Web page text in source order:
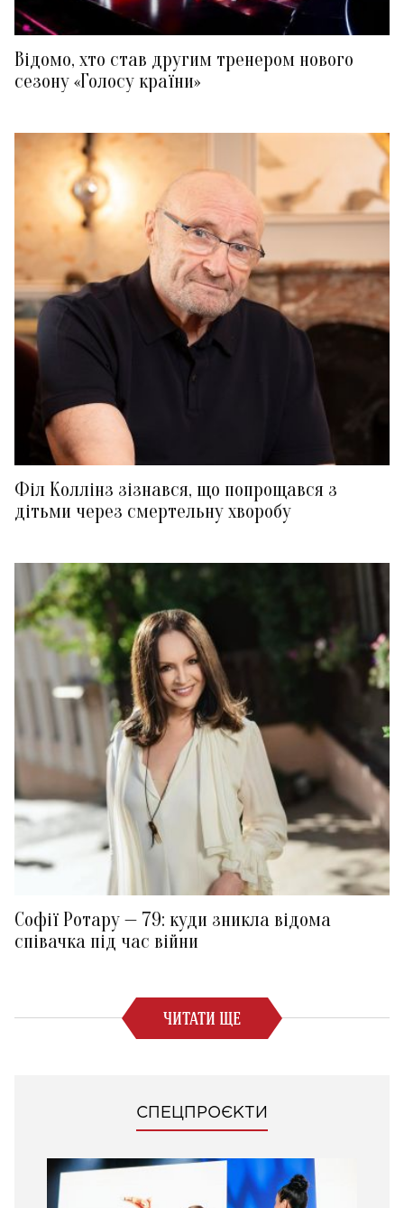
Відомо, хто став другим тренером нового
сезону «Голосу країни»
Філ Коллінз зізнався, що попрощався з
дітьми через смертельну хворобу
Софії Ротару — 79: куди зникла відома
співачка під час війни
ЧИТАТИ ЩЕ
СПЕЦПРОЄКТИ